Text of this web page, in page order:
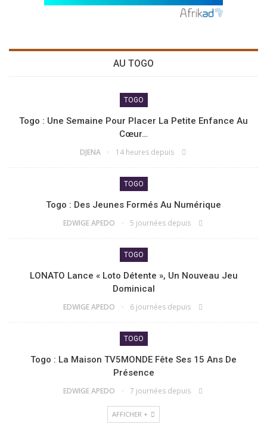
AU TOGO
TOGO
Togo : Une Semaine Pour Placer La Petite Enfance Au
Cœur…
DJENA 14 heures depuis
TOGO
Togo : Des Jeunes Formés Au Numérique
EDWIGE APEDO 5 journées depuis
TOGO
LONATO Lance « Loto Détente », Un Nouveau Jeu
Dominical
EDWIGE APEDO 6 journées depuis
TOGO
Togo : La Maison TV5MONDE Fête Ses 15 Ans De
Présence
EDWIGE APEDO 7 journées depuis
AFFICHER +